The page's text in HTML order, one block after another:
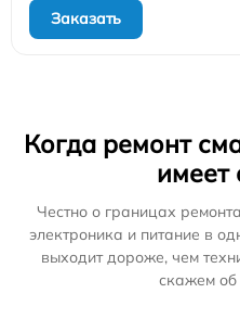
Заказать
Когда ремонт
имеет
Честно о границах
электроника и питание в
выходит дороже, чем
скажем об